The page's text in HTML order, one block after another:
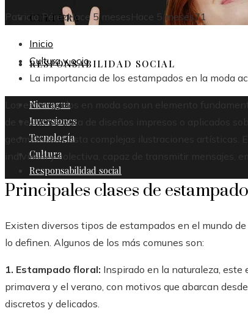
CULTURA
RESPONSABILIDAD SOCIAL
Nicaragua
Inversiones
Tecnología
Cultura
Responsabilidad social
Patricia PérezHace 5 mesesHace 5 meses71
Inicio
Cultura y ocio
La importancia de los estampados en la moda
Los estampados en moda son un elemento
de vestir. Se trata de diseños impresos o aplicados
geométricos hasta complejas ilustraciones artísticas.
individual y colectiva, capaz de transmitir mensajes,
Principales clases de
Existen diversos tipos de estampados en el mundo
lo definen. Algunos de los más comunes son:
1. Estampado floral: Inspirado en la naturaleza,
primavera y el verano, con motivos que abarcan
discretos y delicados.